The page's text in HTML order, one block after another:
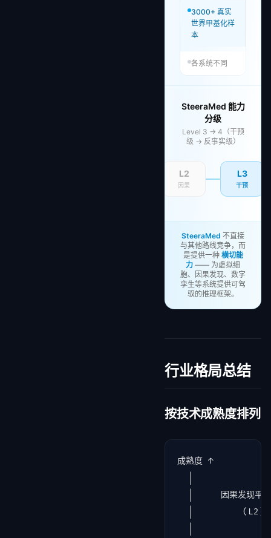
3000+ 真实
世界甲基化样
本
各系统不同
SteeraMed 能力
分级
Level 3 → 4（干预
级 → 反事实级）
L2
因果
L3
干预
SteeraMed 不直接
与其他路线竞争，而
是提供一种 横切能
力 —— 为虚拟细
胞、因果发现、数字
孪生等系统提供可驾
驭的推理框架。
行业格局总结
按技术成熟度排列
成熟度 ↑
│     因果发现平
│         (L2)